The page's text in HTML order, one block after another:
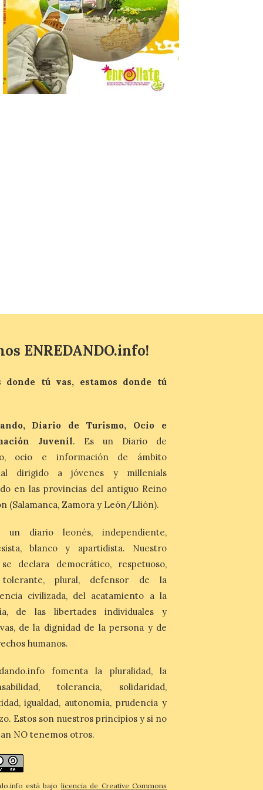
8 Ago 2026
Nueva edición de León
de…viaje. Una iniciativa
organizado por la sección
juvenil de la Asociación
Enróllate, la Asociación
Conceyu País Llionés y el Diario de
Turismo, Ocio e Información para
jóvenes “Enredando.info”. Pilar Aller Aller
cargo de Arturo Martínez
8 Ago 2026
Martínez Matilla como
pregonero de las Fiestas
2026. Tendrá lugar este
sábado 8 de agosto a las 21,00 horas en el
teatro municipal de La Bañeza. El
comunicador astorgano Arturo Martínez
Matilla, […]
Artesana de Astorga
arranca con una gran
acogida del público
La inauguración contó
con la presencia del
alcalde de Astorga, José
hasta la feria acompañado
por el organizador de la iniciativa, Isaac
ENREDANDO.info!
donde tú vas, estamos donde tú
Diario de Turismo, Ocio e
Juvenil. Es un Diario de
ocio e información de ámbito
dirigido a jóvenes y millenials
en las provincias del antiguo Reino
(Salamanca, Zamora y León/Llión).
un diario leonés, independiente,
blanco y apartidista. Nuestro
declara democrático, respetuoso,
tolerante, plural, defensor de la
civilizada, del acatamiento a la
de las libertades individuales y
de la dignidad de la persona y de
humanos.
fomenta la pluralidad, la
tolerancia, solidaridad,
igualdad, autonomía, prudencia y
Estos son nuestros principios y si no
NO tenemos otros.
está bajo licencia de Creative Commons